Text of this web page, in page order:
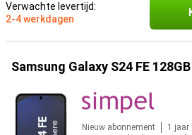
Verwachte levertijd:
2-4 werkdagen
Samsung Galaxy S24 FE
Nieuw abonnement
1 jaar